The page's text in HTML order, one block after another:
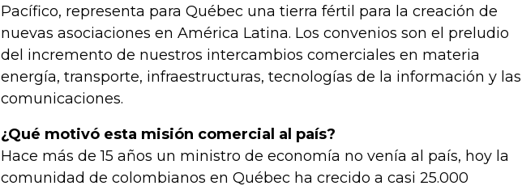
Pacífico, representa para Québec una tierra fértil para la creación de
nuevas asociaciones en América Latina. Los convenios son el preludio
del incremento de nuestros intercambios comerciales en materia
energía, transporte, infraestructuras, tecnologías de la información y las
comunicaciones.
¿Qué motivó esta misión comercial al país?
Hace más de 15 años un ministro de economía no venía al país, hoy la
comunidad de colombianos en Québec ha crecido a casi 25.000